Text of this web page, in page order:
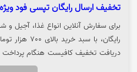
تخفیف ارسال رایگان تپسی فود ویژه
برای سفارش آنلاین انواع غذا، آجیل و
رایگان، با
دریافت تخفیف کافیست هنگام پرداخت
داشته باشید این تخفیف برای دسته